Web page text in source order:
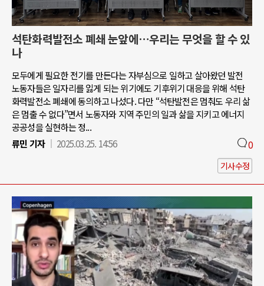
석탄화력발전소 폐쇄 눈앞에…우리는 무엇을 할 수 있
나
모두에게 필요한 전기를 만든다는 자부심으로 일하고 살아왔던 발전
노동자들은 일자리를 잃게 되는 위기에도 기후위기 대응을 위해 석탄
화력발전소 폐쇄에 동의하고 나섰다. 다만 “석탄발전은 멈춰도 우리 삶
은 멈출 수 없다”면서 노동자와 지역 주민의 일과 삶을 지키고 에너지
공공성을 실현하는 정...
류민 기자
2025.03.25. 14:56 0
기사수정